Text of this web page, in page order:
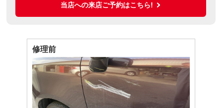
当店への来店ご予約はこちら!
修理前